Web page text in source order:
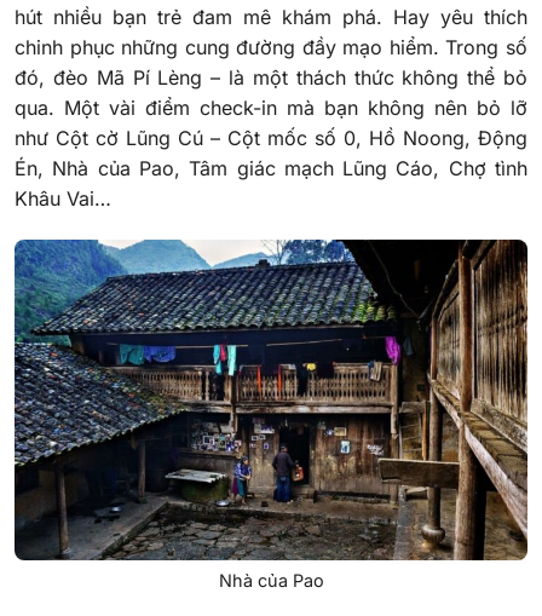
hút nhiều bạn trẻ đam mê khám phá. Hay yêu thích
chinh phục những cung đường đầy mạo hiểm. Trong số
đó, đèo Mã Pí Lèng – là một thách thức không thể bỏ
qua. Một vài điểm check-in mà bạn không nên bỏ lỡ
như Cột cờ Lũng Cú – Cột mốc số 0, Hồ Noong, Động
Én, Nhà của Pao, Tâm giác mạch Lũng Cáo, Chợ tình
Khâu Vai…
Nhà của Pao